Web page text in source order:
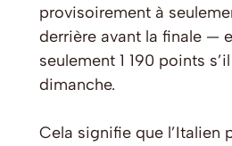
provisoirement à
derrière avant la finale —
seulement 1 190 points
dimanche.
Cela signifie que l’Italien